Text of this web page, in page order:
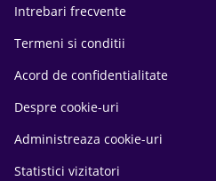
Intrebari frecvente
Termeni si conditii
Acord de confidentialitate
Despre cookie-uri
Administreaza cookie-uri
Statistici vizitatori